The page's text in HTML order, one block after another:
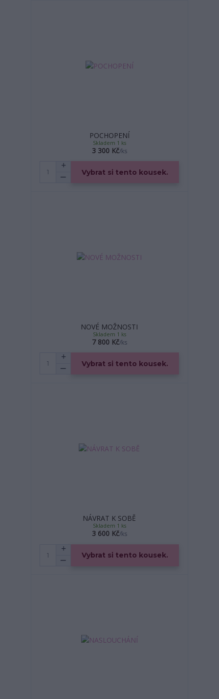
POCHOPENÍ
3 300 Kč/ks
Skladem 1 ks
Vybrat si tento kousek.
NOVÉ MOŽNOSTI
7 800 Kč/ks
Skladem 1 ks
Vybrat si tento kousek.
NÁVRAT K SOBĚ
3 600 Kč/ks
Skladem 1 ks
Vybrat si tento kousek.